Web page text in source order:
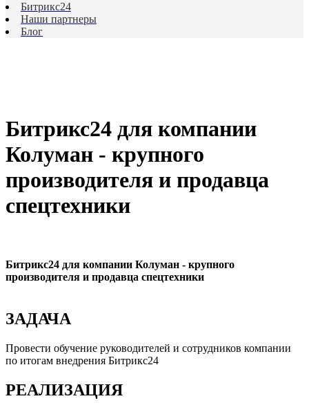
Битрикс24
Наши партнеры
Блог
Битрикс24 для компании
Колуман - крупного
производителя и продавца
спецтехники
Битрикс24 для компании Колуман - крупного
производителя и продавца спецтехники
ЗАДАЧА
Провести обучение руководителей и сотрудников компании
по итогам внедрения Битрикс24
РЕАЛИЗАЦИЯ